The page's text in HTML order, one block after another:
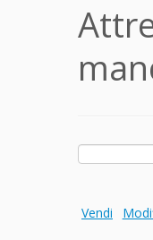
Ricerca
Vendi